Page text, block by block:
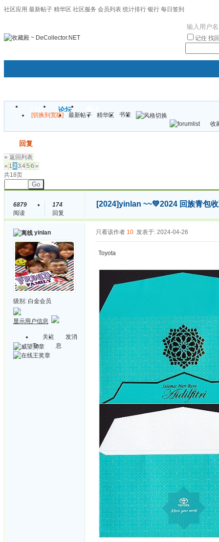
社区应用 最新帖子 精华区 社区服务 会员列表 统计排行 银行 每日签到
记住 找
门户 论坛
[切换到宽版] 最新帖子 精华区
书签
收
回复
« 返回列表
« 1 23 45 6 »
共18页
Go
6879
阅读
174
回复
[2024]yinlan ~~💚2024 回族青包
yinlan
级别: 白金会员
显示用户信息
关注
Ta
发消
息
只看该作者 10 发表于: 2024-04-26
Toyota